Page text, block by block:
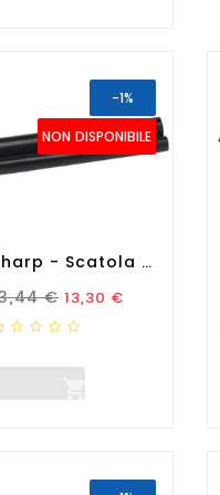
NON DISPONIBILE
-1%
Sharp - Scatola 2 DonorFilm...
Standard
€ Prezzo
13,30 €